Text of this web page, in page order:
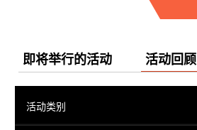
即将举行的活动 活动回顾
活动类别